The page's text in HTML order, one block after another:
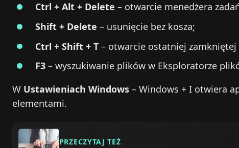
Ctrl + Alt + Delete – otwarcie menedżera
Shift + Delete – usunięcie bez kosza;
Ctrl + Shift + T – otwarcie ostatniej
F3 – wyszukiwanie plików w Eksploratorze
W Ustawieniach Windows – Windows + I otwiera
elementami.
PRZECZYTAJ TEŻ